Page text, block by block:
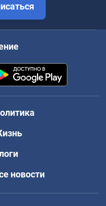
новости